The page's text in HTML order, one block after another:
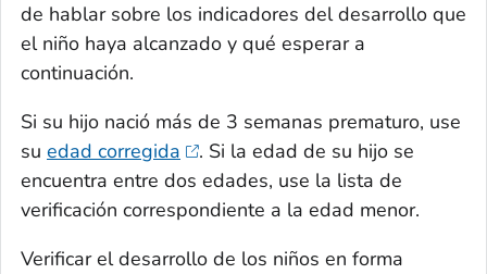
de hablar sobre los indicadores del desarrollo que
el niño haya alcanzado y qué esperar a
continuación.
Si su hijo nació más de 3 semanas prematuro, use
su edad corregida
. Si la edad de su hijo se
encuentra entre dos edades, use la lista de
verificación correspondiente a la edad menor.
Verificar el desarrollo de los niños en forma